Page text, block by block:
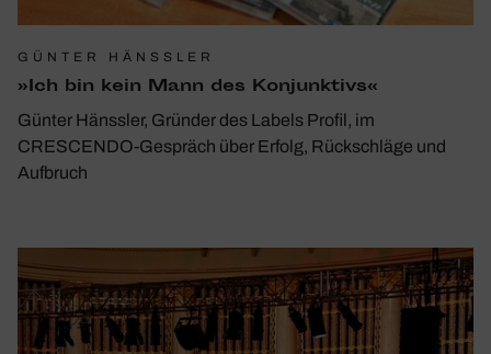
GÜNTER HÄNSSLER
»Ich bin kein Mann des Konjunk­tivs«
Günter Hänssler, Gründer des Labels Profil, im
CRESCENDO-Gespräch über Erfolg, Rückschläge und
Aufbruch